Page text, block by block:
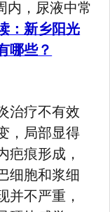
内，尿液中常
：新乡阳光
哪些？
治疗不有效
，局部显得
疤痕形成，
细胞和浆细
并不严重，